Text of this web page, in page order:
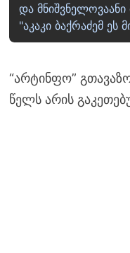
და
"აკაკი ბაქრაძემ ეს
“არტინფო”
წელს არის